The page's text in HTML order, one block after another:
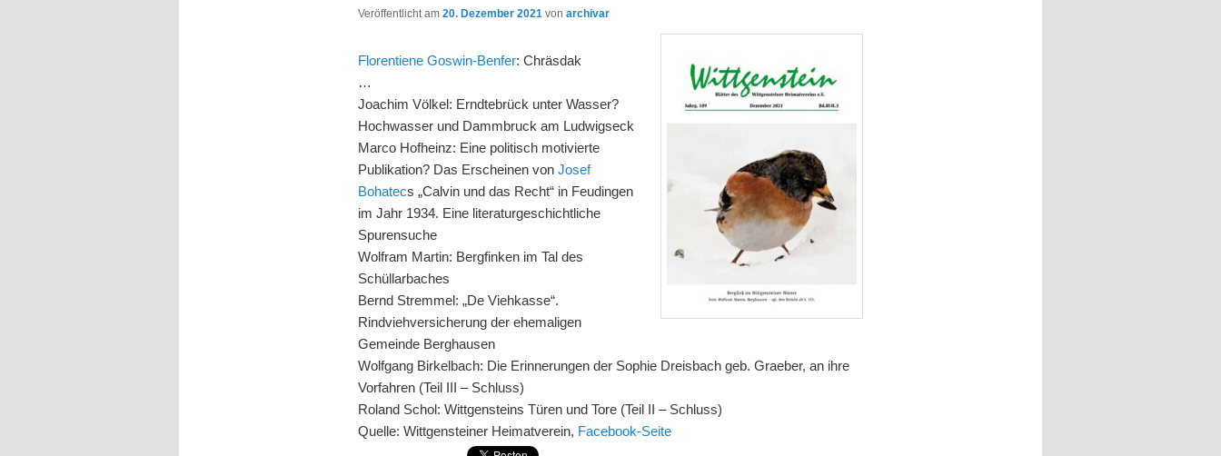
Veröffentlicht am20. Dezember 2021 vonarchivar
Florentiene Goswin-Benfer: Chräsdak
…
Joachim Völkel: Erndtebrück unter Wasser?
Hochwasser und Dammbruck am Ludwigseck
Marco Hofheinz: Eine politisch motivierte
Publikation? Das Erscheinen vonJosef
Bohatecs „Calvin und das Recht“ in Feudingen
im Jahr 1934. Eine literaturgeschichtliche
Spurensuche
Wolfram Martin: Bergfinken im Tal des
Schüllarbaches
Bernd Stremmel: „De Viehkasse“.
Rindviehversicherung der ehemaligen
Gemeinde Berghausen
Wolfgang Birkelbach: Die Erinnerungen der Sophie Dreisbach geb. Graeber, an ihre
Vorfahren (Teil III – Schluss)
Roland Schol: Wittgensteins Türen und Tore (Teil II – Schluss)
Quelle: Wittgensteiner Heimatverein, Facebook-Seite